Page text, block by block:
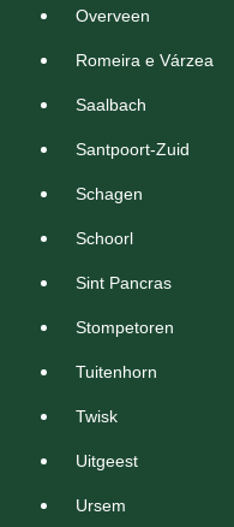
Overveen
Romeira e Várzea
Saalbach
Santpoort-Zuid
Schagen
Schoorl
Sint Pancras
Stompetoren
Tuitenhorn
Twisk
Uitgeest
Ursem